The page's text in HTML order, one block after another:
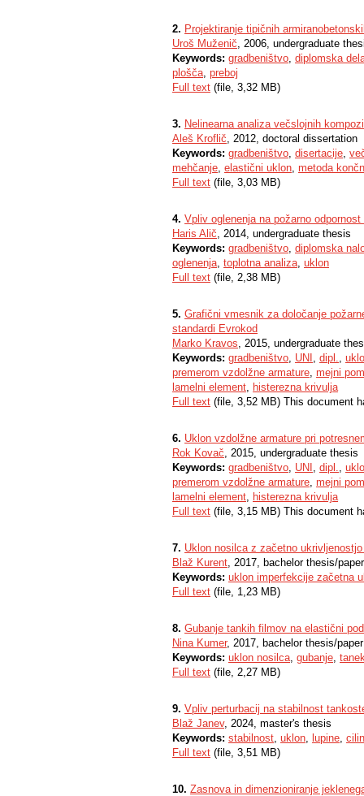
2. Projektiranje tipičnih
Uroš Muženič, 2006, undergraduate
Keywords: gradbeništvo, diplomska
plošča, preboj
Full text (file, 3,32 MB)
3. Nelinearna analiza večslojnih
Aleš Kroflič, 2012, doctoral dissertation
Keywords: gradbeništvo, disertacije,
mehčanje, elastični uklon, metoda
Full text (file, 3,03 MB)
4. Vpliv oglenenja na požarno
Haris Alič, 2014, undergraduate thesis
Keywords: gradbeništvo, diplomska
oglenenja, toplotna analiza, uklon
Full text (file, 2,38 MB)
5. Grafični vmesnik za določanje
standardi Evrokod
Marko Kravos, 2015, undergraduate
Keywords: gradbeništvo, UNI , dipl.,
premerom vzdolžne armature, mejni
lamelni element, histerezna krivulja
Full text (file, 3,52 MB) This document
6. Uklon vzdolžne armature pri
Rok Kovač, 2015, undergraduate thesis
Keywords: gradbeništvo, UNI , dipl.,
premerom vzdolžne armature, mejni
lamelni element, histerezna krivulja
Full text (file, 3,15 MB) This document
7. Uklon nosilca z začetno
Blaž Kurent, 2017, bachelor thesis/paper
Keywords: uklon imperfekcije začetna
Full text (file, 1,23 MB)
8. Gubanje tankih filmov na elastični
Nina Kumer, 2017, bachelor thesis/paper
Keywords: uklon nosilca, gubanje,
Full text (file, 2,27 MB)
9. Vpliv perturbacij na stabilnost
Blaž Janev, 2024, master's thesis
Keywords: stabilnost, uklon, lupine,
Full text (file, 3,51 MB)
10. Zasnova in dimenzioniranje